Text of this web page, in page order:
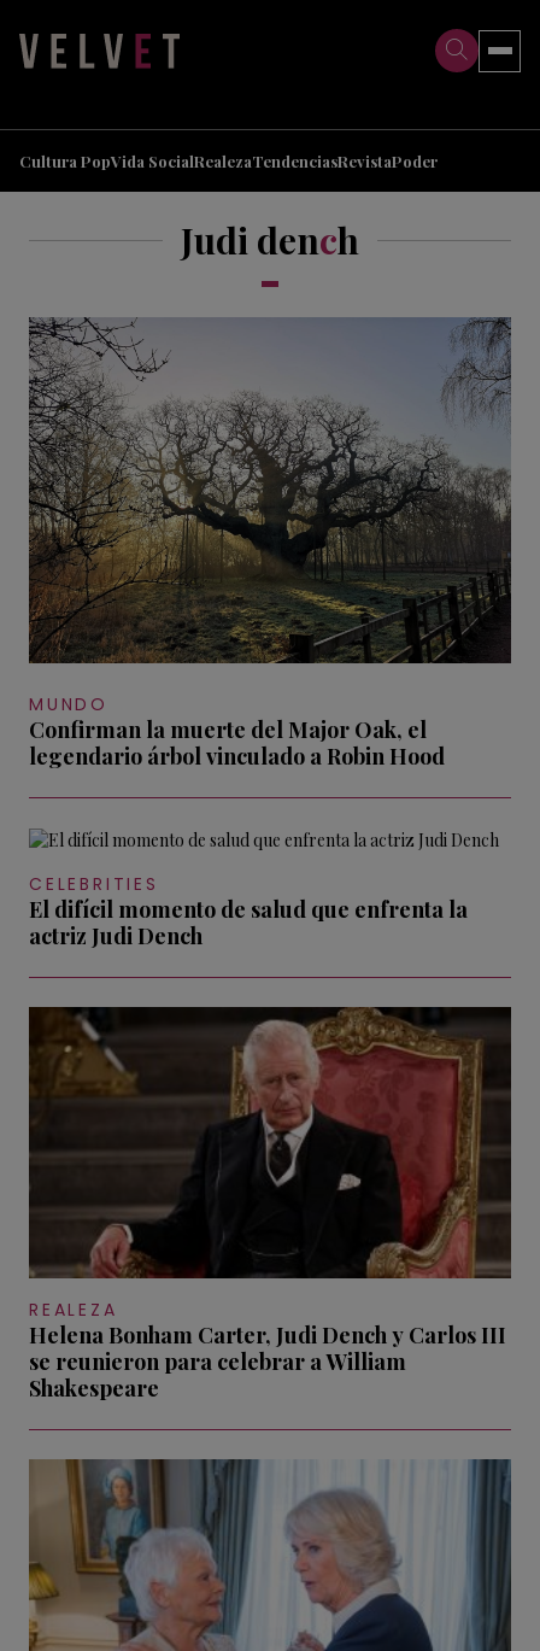
Cultura PopVida SocialRealezaTendenciasRevistaPoder
Judi dench
MUNDO
Confirman la muerte del Major Oak, el
legendario árbol vinculado a Robin Hood
CELEBRITIES
El difícil momento de salud que enfrenta la
actriz Judi Dench
REALEZA
Helena Bonham Carter, Judi Dench y Carlos III
se reunieron para celebrar a William
Shakespeare